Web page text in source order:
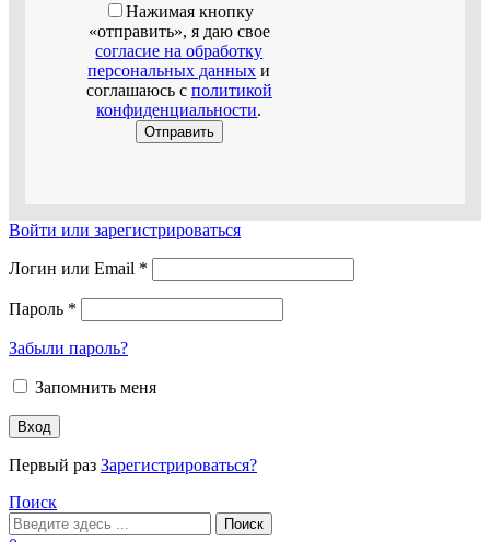
Нажимая кнопку
«отправить», я даю свое
согласие на обработку
персональных данных и
соглашаюсь с политикой
конфиденциальности.
Войти или зарегистрироваться
Логин или Email *
Пароль *
Забыли пароль?
Запомнить меня
Вход
Первый раз Зарегистрироваться?
Поиск
Поиск